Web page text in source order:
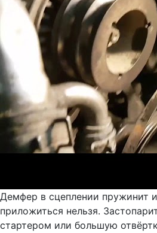
Демфер в сцеплении пружинит
приложиться нельзя.
стартером или большую